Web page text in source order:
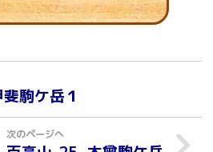
駒ケ岳１